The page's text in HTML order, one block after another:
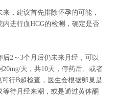
，建议首先排除怀孕的可能，
进行血HCG的检测，确定是否
2～3个月后仍未来月经，可以
天，共10天，停药后、或者
行B超检查，医生会根据卵巢是
待月经来潮，或是通过黄体酮